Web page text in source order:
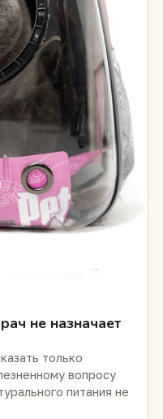
не назначает
только
вопросу
питания не